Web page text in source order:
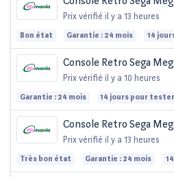
jeux - Bon état
Prix vérifié il y a 13 heures
Bon état Garantie : 24 mois 14
Console Retro Sega
jeux
Prix vérifié il y a 10 heures
Garantie : 24 mois 14 jours pour tester
Console Retro Sega
jeux - Très bon état
Prix vérifié il y a 13 heures
Très bon état Garantie : 24 mois